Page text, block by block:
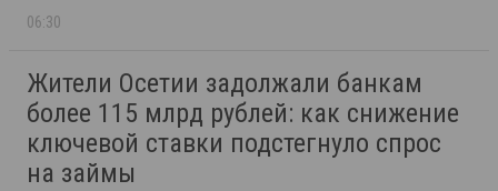
06:30
Жители Осетии задолжали банкам
более 115 млрд рублей: как снижение
ключевой ставки подстегнуло спрос
на займы